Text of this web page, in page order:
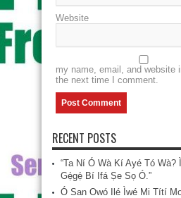
Website
my name, email, and website
the next time I comment.
RECENT POSTS
“Ta Ní Ó Wà Kí Ayé Tó Wà?
Gẹ́gẹ́ Bí Ifá Ṣe Sọ Ó.”
Ó San Owó Ilé Ìwé Mi Títí